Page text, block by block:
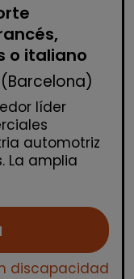
o italiano
líder
automotriz
La amplia
discapacidad